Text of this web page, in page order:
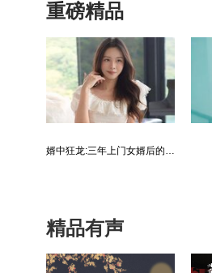
重磅精品
婿中狂龙:三年上门女婿后的爆发
精品有声